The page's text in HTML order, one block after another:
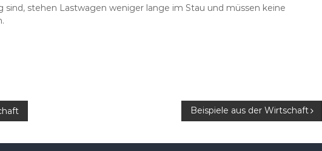
stehen Lastwagen weniger lange im Stau und müssen keine
Beispiele aus der Wirtschaft